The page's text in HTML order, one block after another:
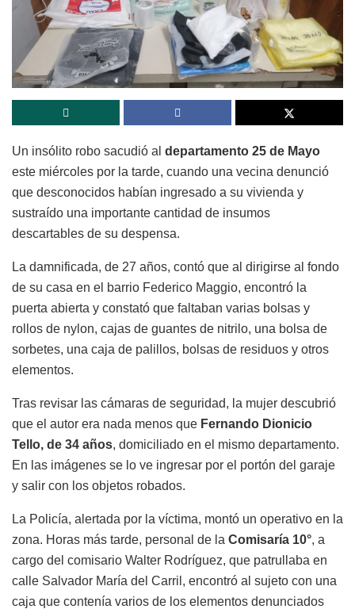
Un insólito robo sacudió al departamento 25 de Mayo
este miércoles por la tarde, cuando una vecina denunció
que desconocidos habían ingresado a su vivienda y
sustraído una importante cantidad de insumos
descartables de su despensa.
La damnificada, de 27 años, contó que al dirigirse al fondo
de su casa en el barrio Federico Maggio, encontró la
puerta abierta y constató que faltaban varias bolsas y
rollos de nylon, cajas de guantes de nitrilo, una bolsa de
sorbetes, una caja de palillos, bolsas de residuos y otros
elementos.
Tras revisar las cámaras de seguridad, la mujer descubrió
que el autor era nada menos que Fernando Dionicio
Tello, de 34 años, domiciliado en el mismo departamento.
En las imágenes se lo ve ingresar por el portón del garaje
y salir con los objetos robados.
La Policía, alertada por la víctima, montó un operativo en la
zona. Horas más tarde, personal de la Comisaría 10°, a
cargo del comisario Walter Rodríguez, que patrullaba en
calle Salvador María del Carril, encontró al sujeto con una
caja que contenía varios de los elementos denunciados